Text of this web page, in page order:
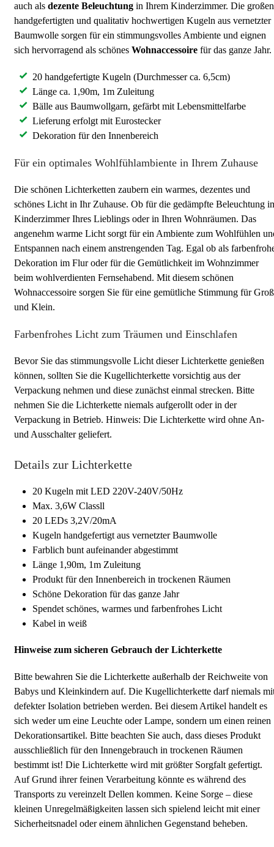
auch als dezente Beleuchtung in Ihrem Kinderzimmer. Die
handgefertigten und qualitativ hochwertigen Kugeln aus vernetzter
Baumwolle sorgen für ein stimmungsvolles Ambiente und eignen
sich hervorragend als schönes Wohnaccessoire für das ganze Jahr.
20 handgefertigte Kugeln (Durchmesser ca. 6,5cm)
Länge ca. 1,90m, 1m Zuleitung
Bälle aus Baumwollgarn, gefärbt mit Lebensmittelfarbe
Lieferung erfolgt mit Eurostecker
Dekoration für den Innenbereich
Für ein optimales Wohlfühlambiente in Ihrem Zuhause
Die schönen Lichterketten zaubern ein warmes, dezentes und
schönes Licht in Ihr Zuhause. Ob für die gedämpfte Beleuchtung
Kinderzimmer Ihres Lieblings oder in Ihren Wohnräumen. Das
angenehm warme Licht sorgt für ein Ambiente zum Wohlfühlen
Entspannen nach einem anstrengenden Tag. Egal ob als
Dekoration im Flur oder für die Gemütlichkeit im Wohnzimmer
beim wohlverdienten Fernsehabend. Mit diesem schönen
Wohnaccessoire sorgen Sie für eine gemütliche Stimmung für Groß
und Klein.
Farbenfrohes Licht zum Träumen und Einschlafen
Bevor Sie das stimmungsvolle Licht dieser Lichterkette genießen
können, sollten Sie die Kugellichterkette vorsichtig aus der
Verpackung nehmen und diese zunächst einmal strecken. Bitte
nehmen Sie die Lichterkette niemals aufgerollt oder in der
Verpackung in Betrieb. Hinweis: Die Lichterkette wird ohne An-
und Ausschalter geliefert.
Details zur Lichterkette
20 Kugeln mit LED 220V-240V/50Hz
Max. 3,6W Classll
20 LEDs 3,2V/20mA
Kugeln handgefertigt aus vernetzter Baumwolle
Farblich bunt aufeinander abgestimmt
Länge 1,90m, 1m Zuleitung
Produkt für den Innenbereich in trockenen Räumen
Schöne Dekoration für das ganze Jahr
Spendet schönes, warmes und farbenfrohes Licht
Kabel in weiß
Hinweise zum sicheren Gebrauch der Lichterkette
Bitte bewahren Sie die Lichterkette außerhalb der Reichweite von
Babys und Kleinkindern auf. Die Kugellichterkette darf niemals
defekter Isolation betrieben werden. Bei diesem Artikel handelt es
sich weder um eine Leuchte oder Lampe, sondern um einen reinen
Dekorationsartikel. Bitte beachten Sie auch, dass dieses Produkt
ausschließlich für den Innengebrauch in trockenen Räumen
bestimmt ist! Die Lichterkette wird mit größter Sorgfalt gefertigt.
Auf Grund ihrer feinen Verarbeitung könnte es während des
Transports zu vereinzelt Dellen kommen. Keine Sorge – diese
kleinen Unregelmäßigkeiten lassen sich spielend leicht mit einer
Sicherheitsnadel oder einem ähnlichen Gegenstand beheben.